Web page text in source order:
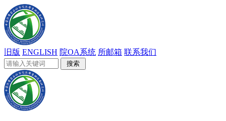
旧版 ENGLISH 院OA系统 所邮箱 联系我们